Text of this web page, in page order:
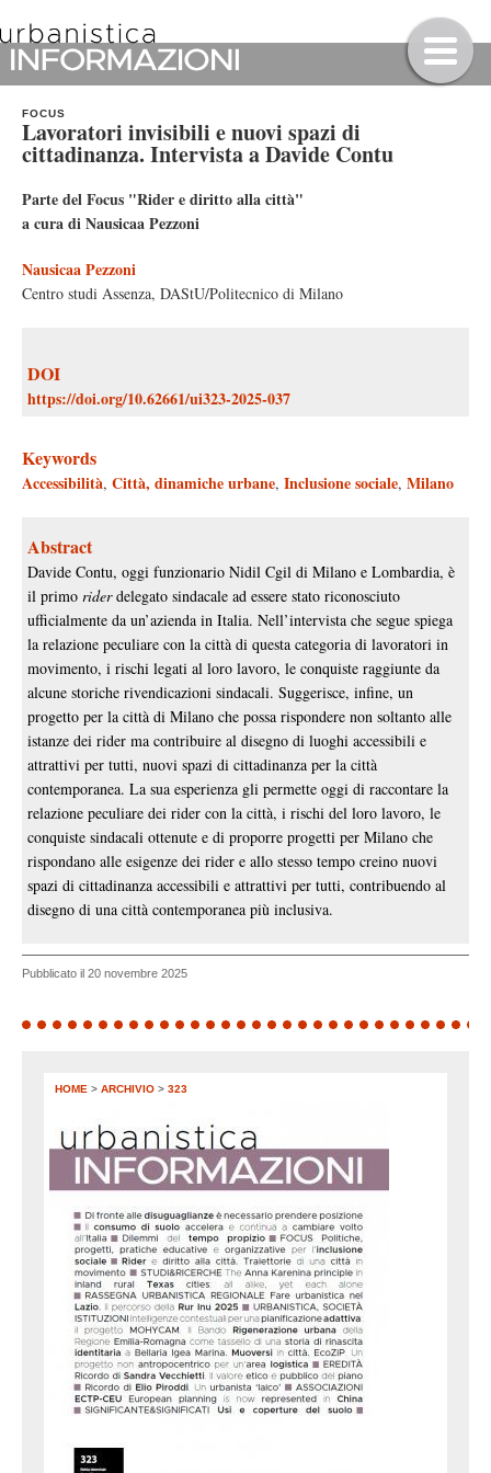
FOCUS
Lavoratori invisibili e nuovi spazi di
cittadinanza. Intervista a Davide Contu
Parte del Focus "Rider e diritto alla città"
a cura di Nausicaa Pezzoni
Nausicaa Pezzoni
Centro studi Assenza, DAStU/Politecnico di Milano
DOI
https://doi.org/10.62661/ui323-2025-037
Keywords
Accessibilità, Città, dinamiche urbane, Inclusione sociale, Milano
Abstract
Davide Contu, oggi funzionario Nidil Cgil di Milano e Lombardia, è
il primo riderdelegato sindacale ad essere stato riconosciuto
ufficialmente da un’azienda in Italia. Nell’intervista che segue spiega
la relazione peculiare con la città di questa categoria di lavoratori in
movimento, i rischi legati al loro lavoro, le conquiste raggiunte da
alcune storiche rivendicazioni sindacali. Suggerisce, infine, un
progetto per la città di Milano che possa rispondere non soltanto alle
istanze dei rider ma contribuire al disegno di luoghi accessibili e
attrattivi per tutti, nuovi spazi di cittadinanza per la città
contemporanea. La sua esperienza gli permette oggi di raccontare la
relazione peculiare dei rider con la città, i rischi del loro lavoro, le
conquiste sindacali ottenute e di proporre progetti per Milano che
rispondano alle esigenze dei rider e allo stesso tempo creino nuovi
spazi di cittadinanza accessibili e attrattivi per tutti, contribuendo al
disegno di una città contemporanea più inclusiva.
Pubblicato il 20 novembre 2025
HOME > ARCHIVIO > 323